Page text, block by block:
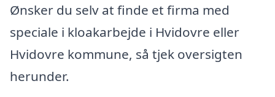
Ønsker du selv at finde et firma med
speciale i kloakarbejde i Hvidovre eller
Hvidovre kommune, så tjek oversigten
herunder.